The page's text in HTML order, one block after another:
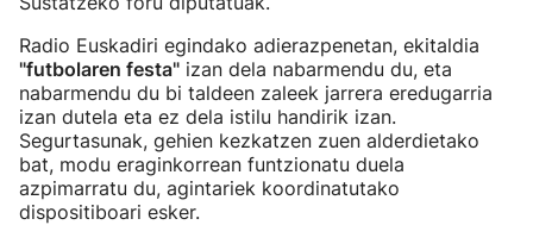
Radio Euskadiri egindako adierazpenetan, ekitaldia
"futbolaren festa" izan dela nabarmendu du, eta
nabarmendu du bi taldeen zaleek jarrera eredugarria
izan dutela eta ez dela istilu handirik izan.
Segurtasunak, gehien kezkatzen zuen alderdietako
bat, modu eraginkorrean funtzionatu duela
azpimarratu du, agintariek koordinatutako
dispositiboari esker.